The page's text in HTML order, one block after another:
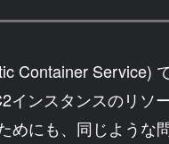
Container Service)
インスタンスのリソ
めにも、同じよう